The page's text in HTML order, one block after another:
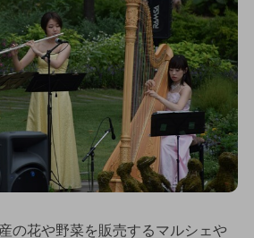
の花や野菜を販売するマルシェや